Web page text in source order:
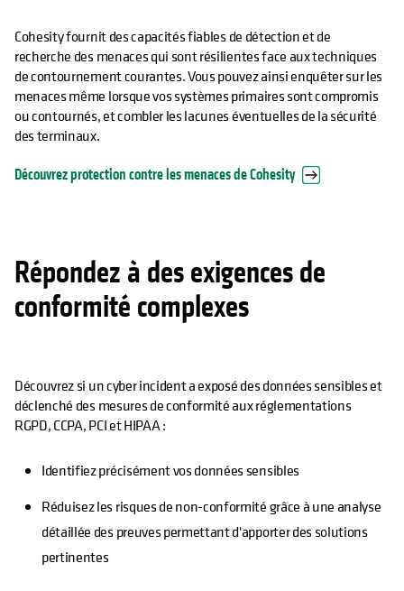
Cohesity fournit des capacités fiables de détection et de
recherche des menaces qui sont résilientes face aux techniques
de contournement courantes. Vous pouvez ainsi enquêter sur les
menaces même lorsque vos systèmes primaires sont compromis
ou contournés, et combler les lacunes éventuelles de la sécurité
des terminaux.
Découvrez protection contre les menaces de Cohesity
Répondez à des exigences de
conformité complexes
Découvrez si un cyber incident a exposé des données sensibles et
déclenché des mesures de conformité aux réglementations
RGPD, CCPA, PCI et HIPAA :
Identifiez précisément vos données sensibles
Réduisez les risques de non-conformité grâce à une analyse
détaillée des preuves permettant d'apporter des solutions
pertinentes